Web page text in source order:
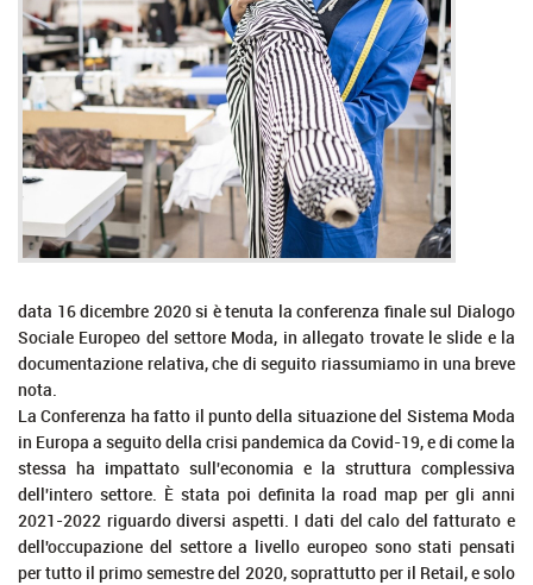
data 16 dicembre 2020 si è tenuta la conferenza finale sul Dialogo
Sociale Europeo del settore Moda, in allegato trovate le slide e la
documentazione relativa, che di seguito riassumiamo in una breve
nota.
La Conferenza ha fatto il punto della situazione del Sistema Moda
in Europa a seguito della crisi pandemica da Covid-19, e di come la
stessa ha impattato sull'economia e la struttura complessiva
dell'intero settore. È stata poi definita la road map per gli anni
2021-2022 riguardo diversi aspetti. I dati del calo del fatturato e
dell'occupazione del settore a livello europeo sono stati pensati
per tutto il primo semestre del 2020, soprattutto per il Retail, e solo